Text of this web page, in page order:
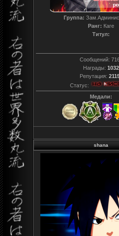
Группа:
Ранг: Каге
Титул:
Сообщений:
Награды: 1032
Репутация:
Статус:
Медали:
shana